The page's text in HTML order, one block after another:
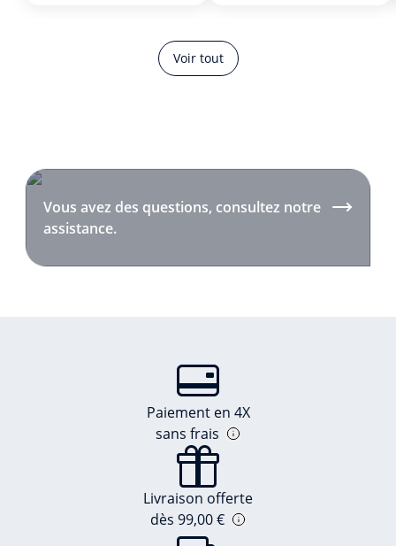
Voir tout
Vous avez des questions, consultez notre
assistance.
Paiement en 4X
sans frais
Livraison offerte
dès 99,00 €